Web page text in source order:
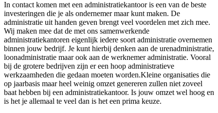
In contact komen met een administratiekantoor is een van de beste
investeringen die je als ondernemer maar kunt maken. De
administratie uit handen geven brengt veel voordelen met zich mee.
Wij maken mee dat de met ons samenwerkende
administratiekantoren eigenlijk iedere soort administratie overnemen
binnen jouw bedrijf. Je kunt hierbij denken aan de urenadministratie,
loonadministratie maar ook aan de werknemer administratie. Vooral
bij de grotere bedrijven zijn er een hoop administratieve
werkzaamheden die gedaan moeten worden.Kleine organisaties die
op jaarbasis maar heel weinig omzet genereren zullen niet zoveel
baat hebben bij een administratiekantoor. Is jouw omzet wel hoog en
is het je allemaal te veel dan is het een prima keuze.